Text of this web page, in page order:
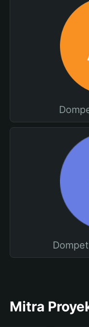
Mitra